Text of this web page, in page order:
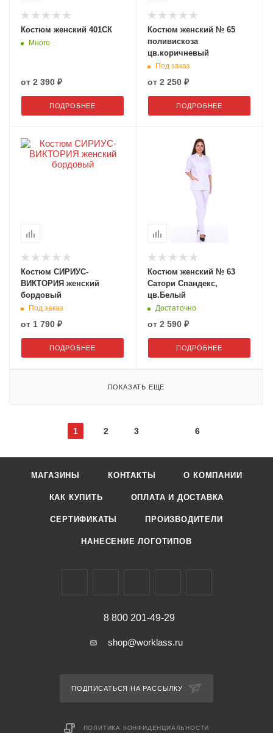
Костюм женский 401СК
Много
от 2 390 ₽
ПОДРОБНЕЕ
Костюм женский № 65
поливискоза
цв.коричневый
Под заказ
от 2 250 ₽
ПОДРОБНЕЕ
Костюм СИРИУС-
ВИКТОРИЯ женский
бордовый
Под заказ
от 1 790 ₽
ПОДРОБНЕЕ
Костюм женский № 63
Сатори Спандекс,
цв.Белый
Достаточно
от 2 590 ₽
ПОДРОБНЕЕ
ПОКАЗАТЬ ЕЩЕ
1 2 3 6
МАГАЗИНЫ КОНТАКТЫ О КОМПАНИИ
КАК КУПИТЬ ОПЛАТА И ДОСТАВКА
СЕРТИФИКАТЫ ПРОИЗВОДИТЕЛИ
НАНЕСЕНИЕ ЛОГОТИПОВ
8 800 201-49-29
shop@worklass.ru
ПОДПИСАТЬСЯ НА РАССЫЛКУ
ПОЛИТИКА КОНФИДЕНЦИАЛЬНОСТИ